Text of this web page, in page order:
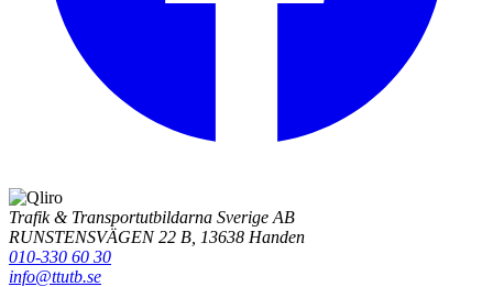
Trafik & Transportutbildarna Sverige AB
RUNSTENSVÄGEN 22 B, 13638 Handen
010-330 60 30
info@ttutb.se